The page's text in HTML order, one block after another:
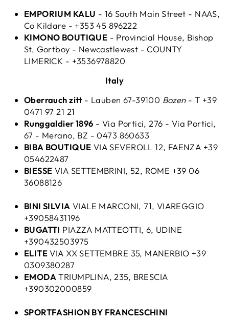
EMPORIUM KALU - 16 South Main Street - NAAS,
Co Kildare - +353 45 896222
KIMONO BOUTIQUE - Provincial House, Bishop
St, Gortboy - Newcastlewest - COUNTY
LIMERICK - +3536978820
Italy
Oberrauch zitt- Lauben 67-39100 Bozen- T +39
0471 97 21 21
Runggaldier 1896 - Via Portici, 276 - Via Portici,
67 - Merano, BZ - 0473 860633
BIBA BOUTIQUE VIA SEVEROLL 12, FAENZA +39
054622487
BIESSE VIA SETTEMBRINI, 52, ROME +39 06
36088126
BINI SILVIA VIALE MARCONI, 71, VIAREGGIO
+39058431196
BUGATTI PIAZZA MATTEOTTI, 6, UDINE
+390432503975
ELITEVIA XX SETTEMBRE 35, MANERBIO +39
0309380287
EMODATRIUMPLINA, 235, BRESCIA
+390302000859
SPORTFASHION BY FRANCESCHINI